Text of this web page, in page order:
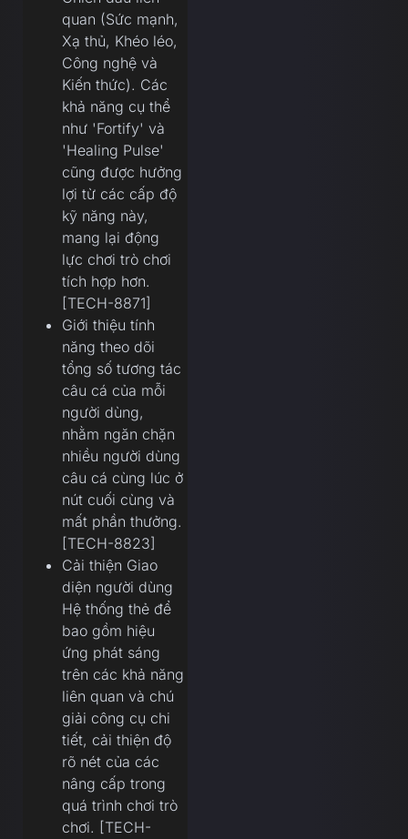
quan (Sức mạnh,
Xạ thủ, Khéo léo,
Công nghệ và
Kiến thức). Các
khả năng cụ thể
như 'Fortify' và
'Healing Pulse'
cũng được hưởng
lợi từ các cấp độ
kỹ năng này,
mang lại động
lực chơi trò chơi
tích hợp hơn.
[TECH-8871]
Giới thiệu tính
năng theo dõi
tổng số tương tác
câu cá của mỗi
người dùng,
nhằm ngăn chặn
nhiều người dùng
câu cá cùng lúc ở
nút cuối cùng và
mất phần thưởng.
[TECH-8823]
Cải thiện Giao
diện người dùng
Hệ thống thẻ để
bao gồm hiệu
ứng phát sáng
trên các khả năng
liên quan và chú
giải công cụ chi
tiết, cải thiện độ
rõ nét của các
nâng cấp trong
quá trình chơi trò
chơi. [TECH-